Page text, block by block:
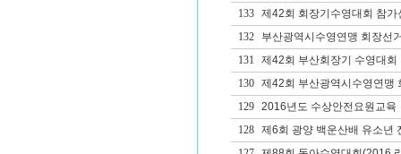
133
제42회 회장기수영대회 참가
132
부산광역시수영연맹 회장선
131
제42회 부산회장기 수영대회
130
제42회 부산광역시수영연맹
129
2016년도 수상안전요원교육
128
제6회 광양 백운산배 유소년